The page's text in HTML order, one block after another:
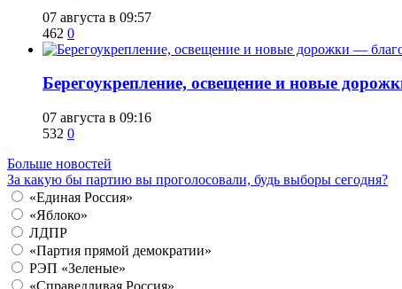
07 августа в 09:57
462 0
Берегоукрепление, освещение и новые
07 августа в 09:16
532 0
Больше новостей
За какую бы партию вы проголосовали, будь выборы сегодня?
«Единая Россия»
«Яблоко»
ЛДПР
«Партия прямой демократии»
РЭП «Зеленые»
«Справедливая Россия»